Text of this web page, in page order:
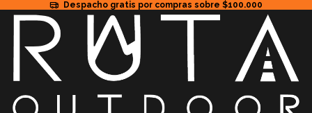
Despacho gratis por compras sobre $100.000